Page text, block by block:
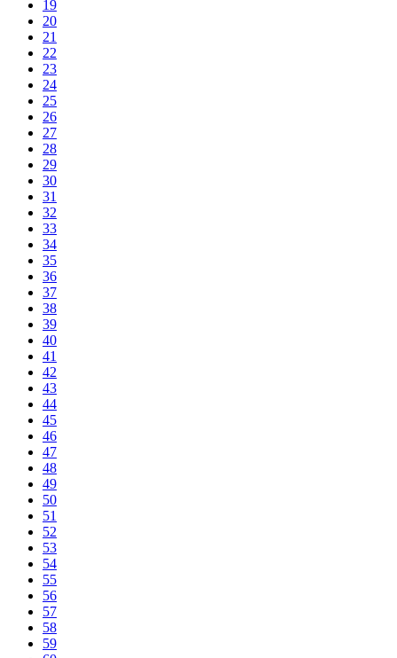
19
20
21
22
23
24
25
26
27
28
29
30
31
32
33
34
35
36
37
38
39
40
41
42
43
44
45
46
47
48
49
50
51
52
53
54
55
56
57
58
59